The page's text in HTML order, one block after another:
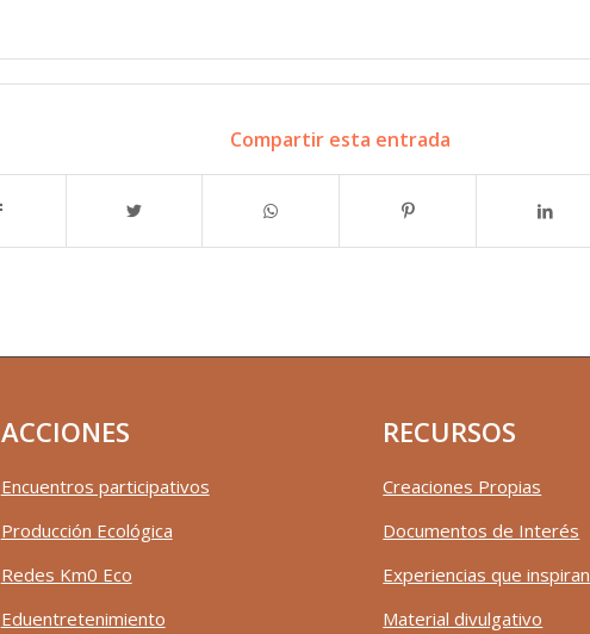
Compartir esta entrada
ACCIONES
Encuentros participativos
Producción Ecológica
Redes Km0 Eco
Eduentretenimiento
RECURSOS
Creaciones Propias
Documentos de Interés
Experiencias que inspiran
Material divulgativo